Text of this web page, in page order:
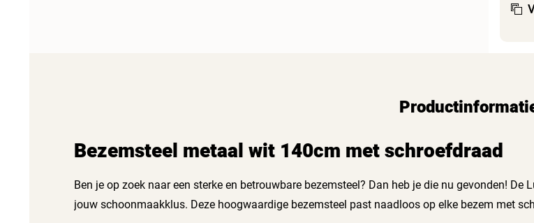
Bezemsteel metaal wit 140cm met schroefdraad
Ben je op zoek naar een sterke en betrouwbare bezemsteel? Dan heb je die nu gevonden!
jouw schoonmaakklus. Deze hoogwaardige bezemsteel past naadloos op elke bezem met